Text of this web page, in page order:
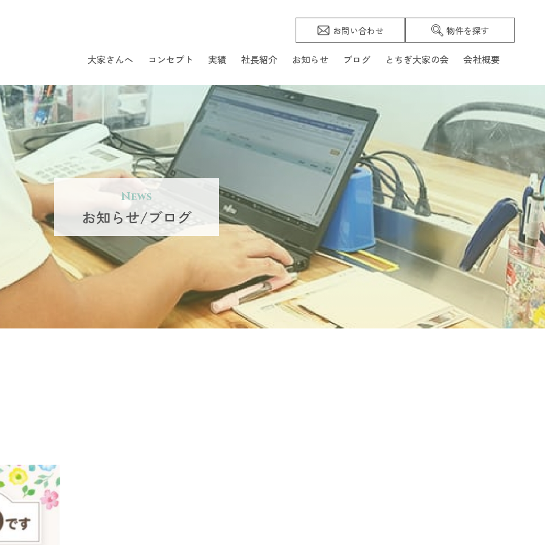
お問い合わせ 物件を探す
大家さんへ コンセプト 実績 社長紹介 お知らせ ブログ とちぎ大家の会 会社概要
News
お知らせ/ブログ